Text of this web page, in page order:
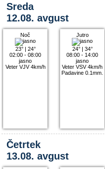
Sreda
12.08. avgust
Noč
23°| 24°
02:00 - 08:00
jasno
Veter VJV 4km/h
Jutro
24°| 34°
08:00 - 14:00
jasno
Veter VSV 4km/h
Padavine 0.1mm.
Četrtek
13.08. avgust